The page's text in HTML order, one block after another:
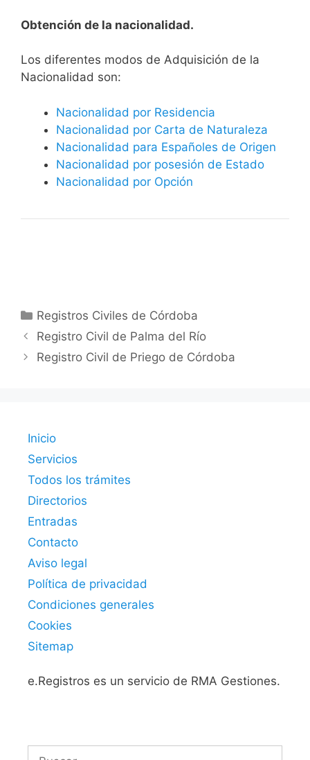
Obtención de la nacionalidad.
​​​Los diferentes modos de Adquisición de la
Nacionalidad son:
Nacionalidad por Residencia
Nacionalidad por Carta de Naturaleza
Nacionalidad para Españoles de Origen
Nacionalidad por posesión de Estado
Nacionalidad por Opción
Categorías
Registros Civiles de Córdoba
Registro Civil de Palma del Río
Registro Civil de Priego de Córdoba
Inicio
Servicios
Todos los trámites
Directorios
Entradas
Contacto
Aviso legal
Política de privacidad
Condiciones generales
Cookies
Sitemap
e.Registros es un servicio de RMA Gestiones.
Buscar: